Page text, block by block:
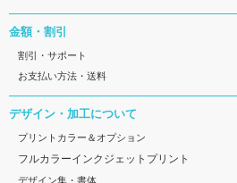
金額・割引
割引・サポート
お支払い方法・送料
デザイン・加工について
プリントカラー＆オプション
フルカラーインクジェットプリント
デザイン集・書体